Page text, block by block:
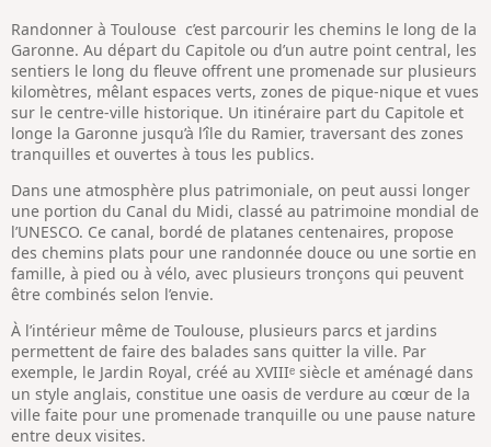
Randonner à Toulouse c’est parcourir les chemins le long de la
Garonne. Au départ du Capitole ou d’un autre point central, les
sentiers le long du fleuve offrent une promenade sur plusieurs
kilomètres, mêlant espaces verts, zones de pique-nique et vues
sur le centre-ville historique. Un itinéraire part du Capitole et
longe la Garonne jusqu’à l’île du Ramier, traversant des zones
tranquilles et ouvertes à tous les publics.
Dans une atmosphère plus patrimoniale, on peut aussi longer
une portion du Canal du Midi, classé au patrimoine mondial de
l’UNESCO. Ce canal, bordé de platanes centenaires, propose
des chemins plats pour une randonnée douce ou une sortie en
famille, à pied ou à vélo, avec plusieurs tronçons qui peuvent
être combinés selon l’envie.
À l’intérieur même de Toulouse, plusieurs parcs et jardins
permettent de faire des balades sans quitter la ville. Par
exemple, le Jardin Royal, créé au XVIIIᵉ siècle et aménagé dans
un style anglais, constitue une oasis de verdure au cœur de la
ville faite pour une promenade tranquille ou une pause nature
entre deux visites.